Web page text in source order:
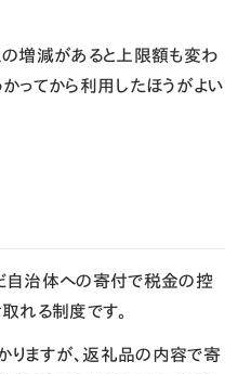
増減があると上限額も変わ
ってから利用したほうがよい
自治体への寄付で税金の控
れる制度です。
ますが、返礼品の内容で寄